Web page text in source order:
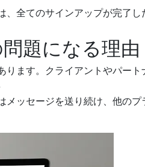
全てのサインアップが完了
題になる理由
ます。クライアントやパー
ッセージを送り続け、他の